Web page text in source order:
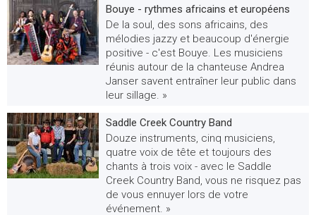
Bouye - rythmes africains et européens
De la soul, des sons africains, des
mélodies jazzy et beaucoup d'énergie
positive - c'est Bouye. Les musiciens
réunis autour de la chanteuse Andrea
Janser savent entraîner leur public dans
leur sillage. »
Saddle Creek Country Band
Douze instruments, cinq musiciens,
quatre voix de tête et toujours des
chants à trois voix - avec le Saddle
Creek Country Band, vous ne risquez pas
de vous ennuyer lors de votre
événement. »